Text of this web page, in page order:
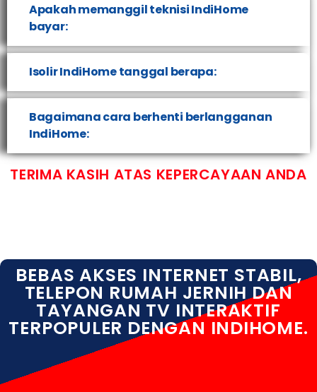
Apakah memanggil teknisi IndiHome
bayar:
Isolir IndiHome tanggal berapa:
Bagaimana cara berhenti berlangganan
IndiHome:
TERIMA KASIH ATAS KEPERCAYAAN ANDA
BEBAS AKSES INTERNET STABIL,
TELEPON RUMAH JERNIH DAN
TAYANGAN TV INTERAKTIF
TERPOPULER DENGAN INDIHOME.